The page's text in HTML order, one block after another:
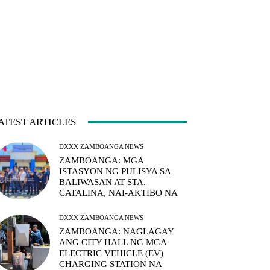
ARTICLES
DXXX ZAMBOANGA NEWS
ZAMBOANGA: MGA
ISTASYON NG PULISYA SA
BALIWASAN AT STA.
CATALINA, NAI-AKTIBO NA
DXXX ZAMBOANGA NEWS
ZAMBOANGA: NAGLAGAY
ANG CITY HALL NG MGA
ELECTRIC VEHICLE (EV)
CHARGING STATION NA